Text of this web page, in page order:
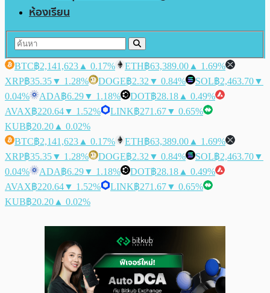
ห้องเรียน
BTC฿2,141,623 ▲ 0.17% ETH฿63,389.00 ▲ 1.69%
XRP฿35.35▼ 1.28% DOGE฿2.32 ▼ 0.84% SOL฿2,463.70▼
0.04%
ADA฿6.29▼ 1.18% DOT฿28.18 ▲ 0.49%
AVAX฿220.64▼ 1.52% LINK฿271.67▼ 0.65%
KUB฿20.20 ▲ 0.02%
BTC฿2,141,623 ▲ 0.17% ETH฿63,389.00 ▲ 1.69%
XRP฿35.35▼ 1.28% DOGE฿2.32 ▼ 0.84% SOL฿2,463.70▼
0.04%
ADA฿6.29▼ 1.18% DOT฿28.18 ▲ 0.49%
AVAX฿220.64▼ 1.52% LINK฿271.67▼ 0.65%
KUB฿20.20 ▲ 0.02%